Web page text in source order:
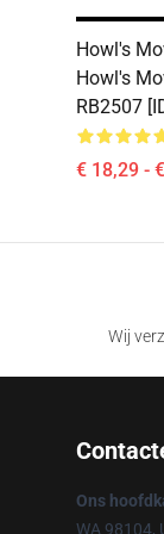
Howl's
Howl's
RB2507
€ 18,29 -
Wij
Ons
WA 98104,